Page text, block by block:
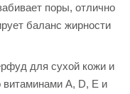
поры, отлично
баланс жирности
для сухой кожи и
A, D, E и